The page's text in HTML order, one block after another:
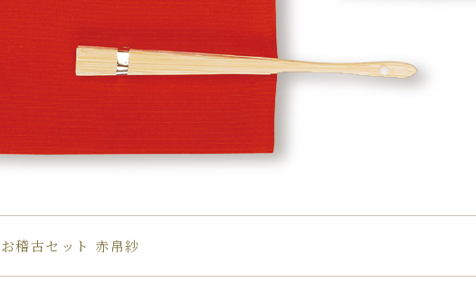
お稽古セット 赤帛紗